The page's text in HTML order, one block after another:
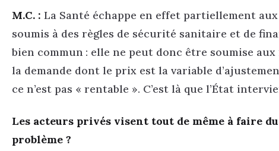
M.C. : La Santé échappe en effet partiellement
soumis à des règles de sécurité sanitaire et de
bien commun : elle ne peut donc être soumise
la demande dont le prix est la variable
ce n’est pas « rentable ». C’est là que l’État
Les acteurs privés visent tout de même à faire
problème ?